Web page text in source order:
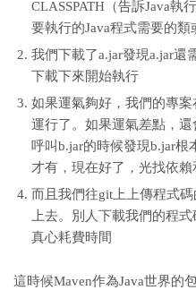
CLASSPATH（告訴Java執
要執行的Java程式需要的類
我們下載了a.jar發現a.jar還
下載下來開始執行
如果運氣夠好，我們的專
運行了。如果運氣差點，
呼叫b.jar的時候發現b.jar根
才有，現在好了，光找依
而且我們往git上上傳程式
上去。別人下載我們的程
真心耗費時間
這時候Maven作為Java世界的